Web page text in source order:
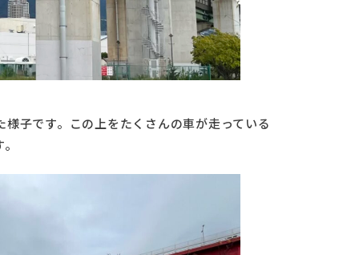
子です。この上をたくさんの車が走っている